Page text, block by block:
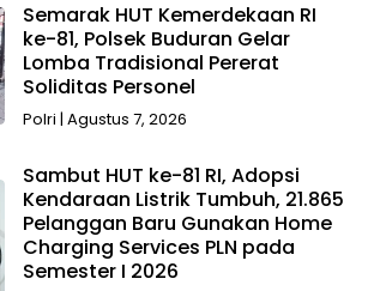
Semarak HUT Kemerdekaan RI
ke-81, Polsek Buduran Gelar
Lomba Tradisional Pererat
Soliditas Personel
Polri | Agustus 7, 2026
Sambut HUT ke-81 RI, Adopsi
Kendaraan Listrik Tumbuh, 21.865
Pelanggan Baru Gunakan Home
Charging Services PLN pada
Semester I 2026